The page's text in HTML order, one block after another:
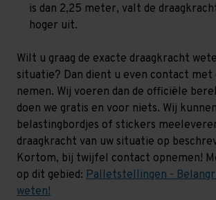
is dan 2,25 meter, valt de
hoger uit.
Wilt u graag de exacte draagkracht
situatie? Dan dient u even contact met
nemen. Wij voeren dan de officiële
doen we gratis en voor niets. Wij
belastingbordjes of stickers
draagkracht van uw situatie op
Kortom, bij twijfel contact opnemen!
op dit gebied: Palletstellingen -
weten!